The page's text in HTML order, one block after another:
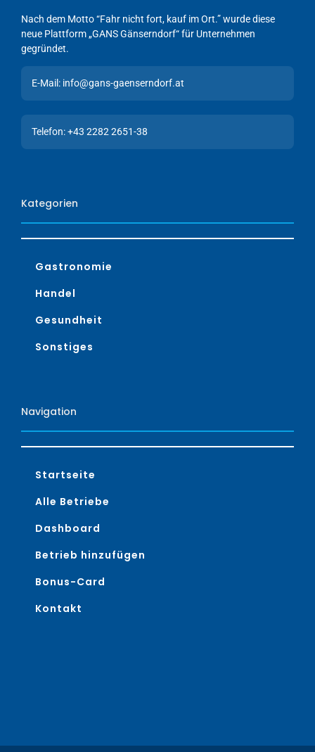
Nach dem Motto “Fahr nicht fort, kauf im Ort.” wurde diese
neue Plattform „GANS Gänserndorf“ für Unternehmen
gegründet.
E-Mail: info@gans-gaenserndorf.at
Telefon: +43 2282 2651-38
Kategorien
Gastronomie
Handel
Gesundheit
Sonstiges
Navigation
Startseite
Alle Betriebe
Dashboard
Betrieb hinzufügen
Bonus-Card
Kontakt